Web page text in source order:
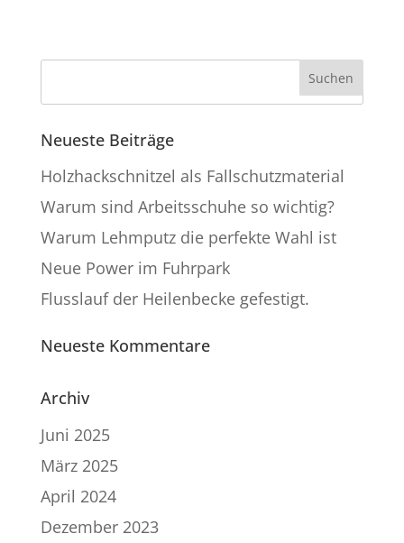
Neueste Beiträge
Holzhackschnitzel als Fallschutzmaterial
Warum sind Arbeitsschuhe so wichtig?
Warum Lehmputz die perfekte Wahl ist
Neue Power im Fuhrpark
Flusslauf der Heilenbecke gefestigt.
Neueste Kommentare
Archiv
Juni 2025
März 2025
April 2024
Dezember 2023